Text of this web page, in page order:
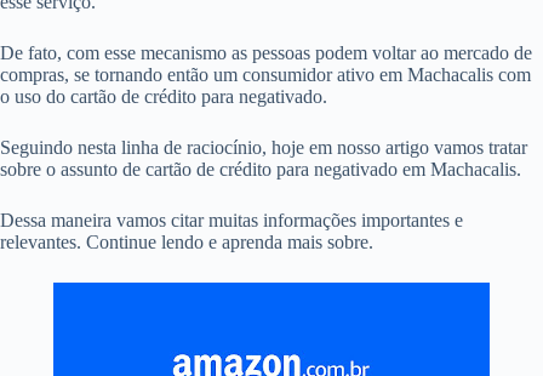
De fato, com esse mecanismo as pessoas podem voltar ao mercado de
compras, se tornando então um consumidor ativo em Machacalis com
o uso do cartão de crédito para negativado.
Seguindo nesta linha de raciocínio, hoje em nosso artigo vamos tratar
sobre o assunto de cartão de crédito para negativado em Machacalis.
Dessa maneira vamos citar muitas informações importantes e
relevantes. Continue lendo e aprenda mais sobre.